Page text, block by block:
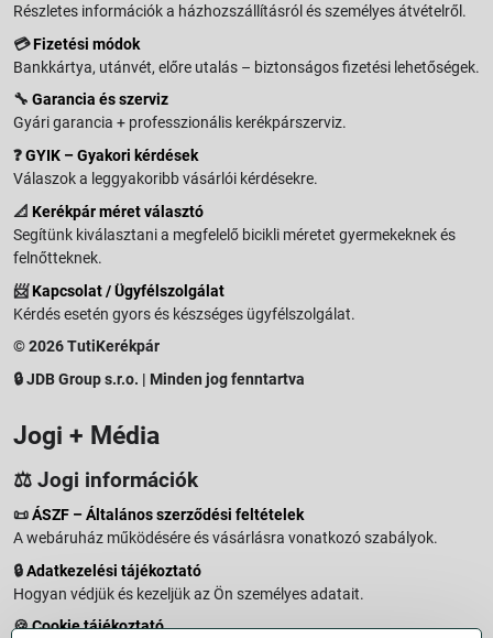
Részletes információk a házhozszállításról és személyes átvételről.
💳Fizetési módok
Bankkártya, utánvét, előre utalás – biztonságos fizetési lehetőségek.
🔧 Garancia és szerviz
Gyári garancia + professzionális kerékpárszerviz.
❓GYIK – Gyakori kérdések
Válaszok a leggyakoribb vásárlói kérdésekre.
📐 Kerékpár méret választó
Segítünk kiválasztani a megfelelő bicikli méretet gyermekeknek és
felnőtteknek.
📨Kapcsolat / Ügyfélszolgálat
Kérdés esetén gyors és készséges ügyfélszolgálat.
© 2026 TutiKerékpár
🔒 JDB Group s.r.o. | Minden jog fenntartva
Jogi + Média
⚖️ Jogi információk
📜ÁSZF – Általános szerződési feltételek
A webáruház működésére és vásárlásra vonatkozó szabályok.
🔒Adatkezelési tájékoztató
Hogyan védjük és kezeljük az Ön személyes adatait.
🍪Cookie tájékoztató